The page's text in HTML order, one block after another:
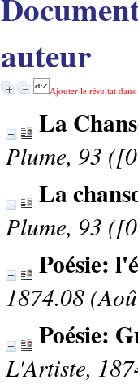
auteur
Ajouter le résultat
La
Plume, 93
La
Plume, 93
Poésie:
1874.08
Poésie:
L'Artiste,